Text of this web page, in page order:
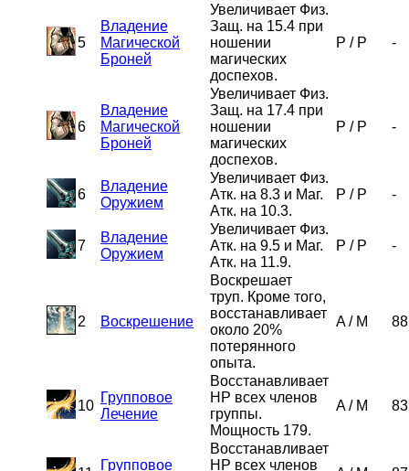
5
Владение
Магической
Броней
Увеличивает Физ.
Защ. на 15.4 при
ношении
магических
доспехов.
P / P -
6
Владение
Магической
Броней
Увеличивает Физ.
Защ. на 17.4 при
ношении
магических
доспехов.
P / P -
6
Владение
Оружием
Увеличивает Физ.
Атк. на 8.3 и Маг.
Атк. на 10.3.
P / P -
7
Владение
Оружием
Увеличивает Физ.
Атк. на 9.5 и Маг.
Атк. на 11.9.
P / P -
2 Воскрешение
Воскрешает
труп. Кроме того,
восстанавливает
около 20%
потерянного
опыта.
A/ M 88
10
Групповое
Лечение
Восстанавливает
HP всех членов
группы.
Мощность 179.
A/ M 83
Групповое
Восстанавливает
HP всех членов